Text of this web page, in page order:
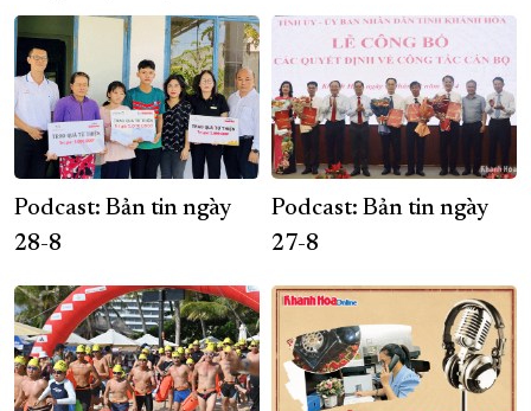
Podcast: Bản tin ngày
28-8
Podcast: Bản tin ngày
27-8